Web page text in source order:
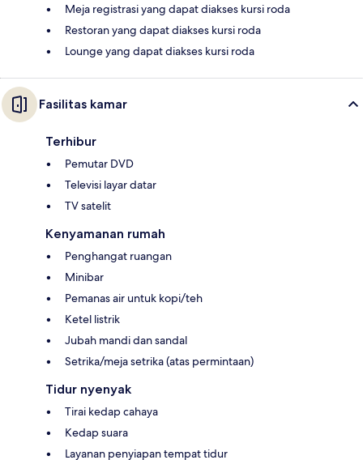
Meja registrasi yang dapat diakses kursi roda
Restoran yang dapat diakses kursi roda
Lounge yang dapat diakses kursi roda
Fasilitas kamar
Terhibur
Pemutar DVD
Televisi layar datar
TV satelit
Kenyamanan rumah
Penghangat ruangan
Minibar
Pemanas air untuk kopi/teh
Ketel listrik
Jubah mandi dan sandal
Setrika/meja setrika (atas permintaan)
Tidur nyenyak
Tirai kedap cahaya
Kedap suara
Layanan penyiapan tempat tidur